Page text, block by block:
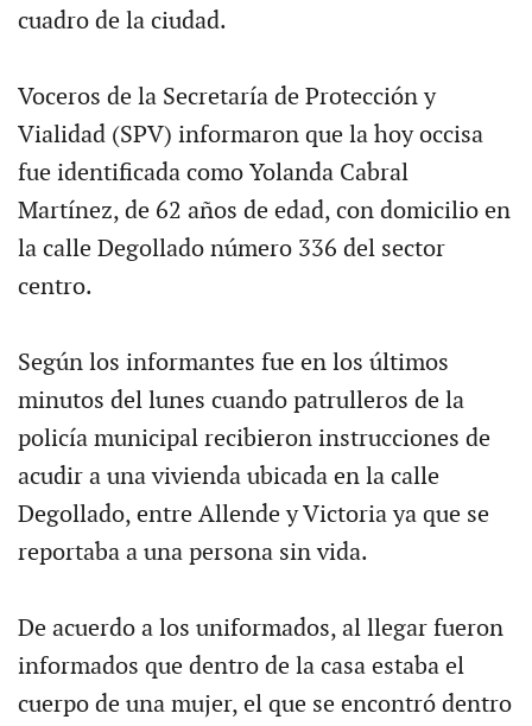
cuadro de la ciudad.
Voceros de la Secretaría de Protección y
Vialidad (SPV) informaron que la hoy occisa
fue identificada como Yolanda Cabral
Martínez, de 62 años de edad, con domicilio en
la calle Degollado número 336 del sector
centro.
Según los informantes fue en los últimos
minutos del lunes cuando patrulleros de la
policía municipal recibieron instrucciones de
acudir a una vivienda ubicada en la calle
Degollado, entre Allende y Victoria ya que se
reportaba a una persona sin vida.
De acuerdo a los uniformados, al llegar fueron
informados que dentro de la casa estaba el
cuerpo de una mujer, el que se encontró dentro